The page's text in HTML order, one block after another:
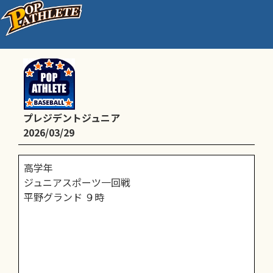
公式戦
プレジデントジュニア
2026/03/29
高学年
ジュニアスポーツ一回戦
平野グランド ９時